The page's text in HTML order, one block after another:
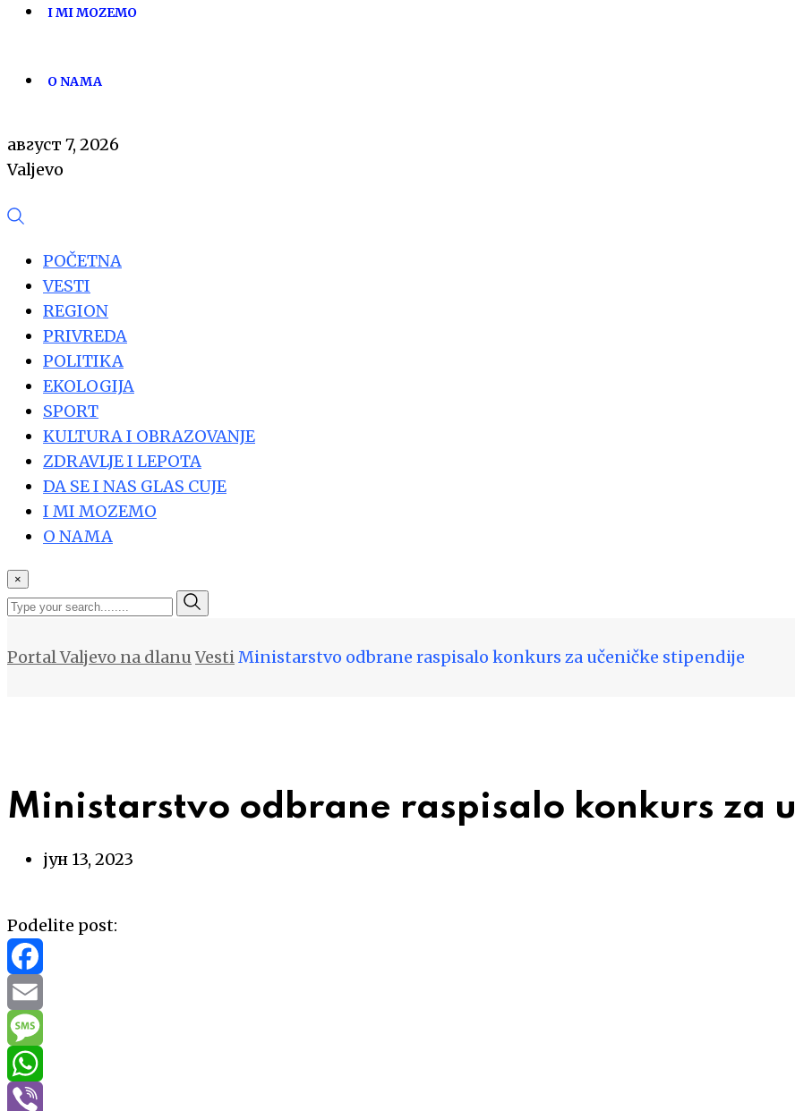
I MI MOZEMO
O NAMA
август 7, 2026
Valjevo
POČETNA
VESTI
REGION
PRIVREDA
POLITIKA
EKOLOGIJA
SPORT
KULTURA I OBRAZOVANJE
ZDRAVLJE I LEPOTA
DA SE I NAS GLAS CUJE
I MI MOZEMO
O NAMA
×
Portal Valjevo na dlanu VestiMinistarstvo odbrane raspisalo konkurs za učeničke stipendije
Ministarstvo odbrane raspisalo konkurs za
јун 13, 2023
Podelite post:
Facebook
Email
Message
WhatsApp